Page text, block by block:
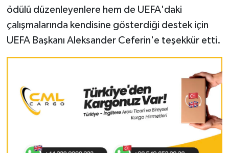
ödülü düzenleyenlere hem de UEFA'daki
çalışmalarında kendisine gösterdiği destek için
UEFA Başkanı Aleksander Ceferin'e teşekkür etti.